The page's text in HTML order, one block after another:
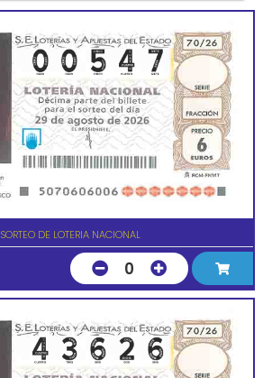
SORTEO DE LOTERIA NACIONAL
0